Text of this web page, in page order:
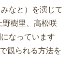
なと）を演じて
野樹里、高松咲
なっています
観られる方法を